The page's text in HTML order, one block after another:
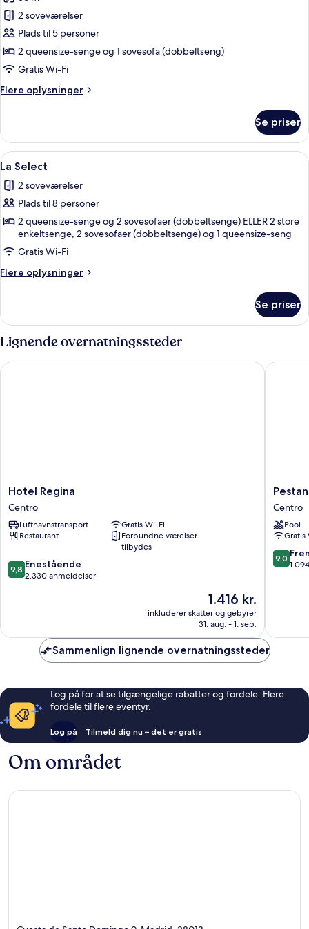
af
La
HUB
2 soveværelser
Plads til 5 personer
2 queensize-senge og 1 sovesofa (dobbeltseng)
Gratis Wi-Fi
Flere oplysninger
Flere
HUB
Se priser
Indlæs
alle
billeder
af
La
Select
Et hotelværelse med et stort
14
La Select
2 soveværelser
Plads til 8 personer
2 queensize-senge og 2 sovesofaer (dobbeltsenge) ELLER 2 store
enkeltsenge, 2 sovesofaer (dobbeltsenge) og 1 queensize-seng
Gratis Wi-Fi
Flere oplysninger
Flere
Select
Se priser
Lignende overnatningssteder
Hotel
Regina
Centro
Hotel Regina
Centro
Lufthavnstransport
Gratis Wi-Fi
Restaurant
Forbundne værelser
tilbydes
9.8
ud
anmeldelser
9,8 Enestående
2.330 anmeldelser
Prisen
1.416 kr.
1.416 kr.
inkluderer skatter og gebyrer
31. aug. - 1. sep.
Hotel Regina
Pestana
CR7
Gran
Vía
Madrid
Centro
Centro
Pool
Gratis
9.0
ud
9,0
Pestana
Sammenlign lignende overnatningssteder
Log på for at se tilgængelige rabatter og fordele. Flere
fordele til flere eventyr.
Log på Tilmeld dig nu – det er gratis
Om området